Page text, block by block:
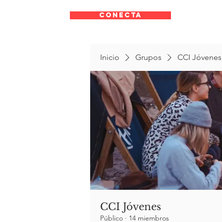
CONECTA
Inicio Grupos CCI Jóvenes
CCI Jóvenes
Público · 14 miembros